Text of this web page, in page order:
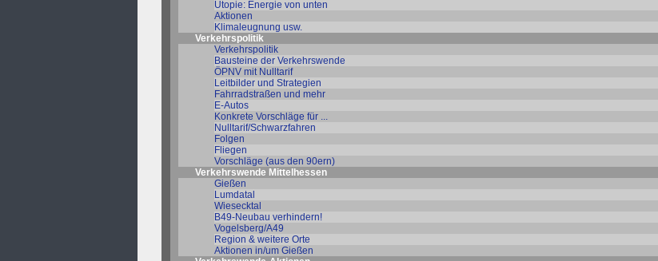
Utopie: Energie von unten
Aktionen
Klimaleugnung usw.
Verkehrspolitik
Verkehrspolitik
Bausteine der Verkehrswende
ÖPNV mit Nulltarif
Leitbilder und Strategien
Fahrradstraßen und mehr
E-Autos
Konkrete Vorschläge für ...
Nulltarif/Schwarzfahren
Folgen
Fliegen
Vorschläge (aus den 90ern)
Verkehrswende Mittelhessen
Gießen
Lumdatal
Wiesecktal
B49-Neubau verhindern!
Vogelsberg/A49
Region & weitere Orte
Aktionen in/um Gießen